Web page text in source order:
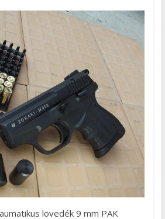
lövedék 9 mm PAK